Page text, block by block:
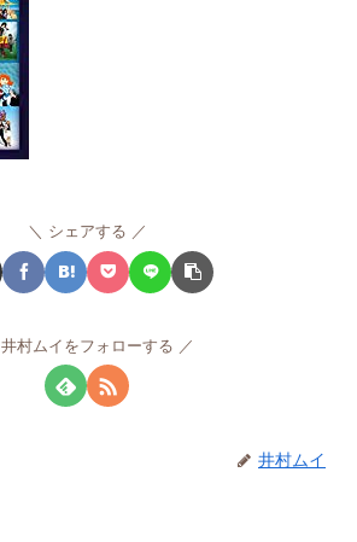
シェアする
井村ムイをフォローする
井村ムイ